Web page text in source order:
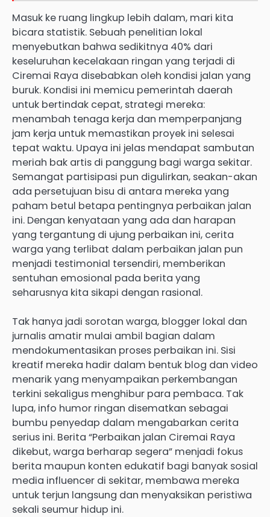
Masuk ke ruang lingkup lebih dalam, mari kita
bicara statistik. Sebuah penelitian lokal
menyebutkan bahwa sedikitnya 40% dari
keseluruhan kecelakaan ringan yang terjadi di
Ciremai Raya disebabkan oleh kondisi jalan yang
buruk. Kondisi ini memicu pemerintah daerah
untuk bertindak cepat, strategi mereka:
menambah tenaga kerja dan memperpanjang
jam kerja untuk memastikan proyek ini selesai
tepat waktu. Upaya ini jelas mendapat sambutan
meriah bak artis di panggung bagi warga sekitar.
Semangat partisipasi pun digulirkan, seakan-akan
ada persetujuan bisu di antara mereka yang
paham betul betapa pentingnya perbaikan jalan
ini. Dengan kenyataan yang ada dan harapan
yang tergantung di ujung perbaikan ini, cerita
warga yang terlibat dalam perbaikan jalan pun
menjadi testimonial tersendiri, memberikan
sentuhan emosional pada berita yang
seharusnya kita sikapi dengan rasional.
Tak hanya jadi sorotan warga, blogger lokal dan
jurnalis amatir mulai ambil bagian dalam
mendokumentasikan proses perbaikan ini. Sisi
kreatif mereka hadir dalam bentuk blog dan video
menarik yang menyampaikan perkembangan
terkini sekaligus menghibur para pembaca. Tak
lupa, info humor ringan disematkan sebagai
bumbu penyedap dalam mengabarkan cerita
serius ini. Berita “Perbaikan jalan Ciremai Raya
dikebut, warga berharap segera” menjadi fokus
berita maupun konten edukatif bagi banyak sosial
media influencer di sekitar, membawa mereka
untuk terjun langsung dan menyaksikan peristiwa
sekali seumur hidup ini.